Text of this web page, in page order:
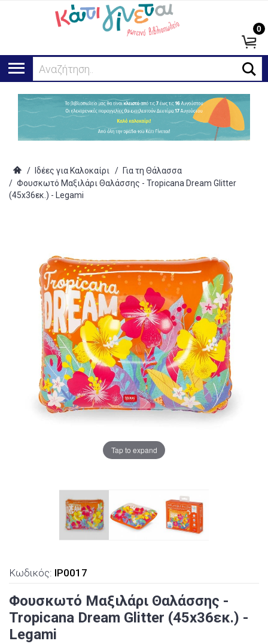
Αναζήτηση...
0
/ Ιδέες για Καλοκαίρι / Για τη Θάλασσα
/ Φουσκωτό Μαξιλάρι Θαλάσσης - Tropicana Dream Glitter
(45x36εκ.) - Legami
Tap to expand
Κωδικός: IP0017
Φουσκωτό Μαξιλάρι Θαλάσσης -
Tropicana Dream Glitter (45x36εκ.) -
Legami